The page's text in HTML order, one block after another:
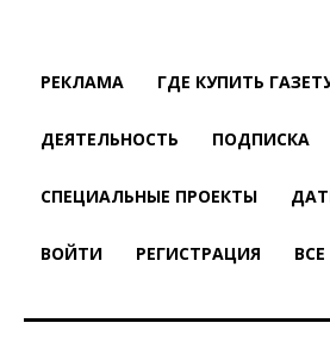
РЕКЛАМА ГДЕ КУПИТЬ
ДЕЯТЕЛЬНОСТЬ ПОДПИСКА
СПЕЦИАЛЬНЫЕ ПРОЕКТЫ
ВОЙТИ РЕГИСТРАЦИЯ